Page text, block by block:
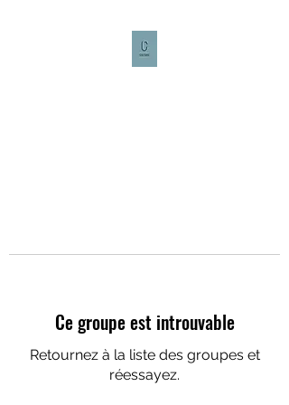
Ce groupe est introuvable
Retournez à la liste des groupes et
réessayez.